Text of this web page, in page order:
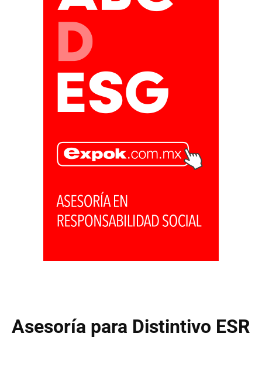
Asesoría para Distintivo ESR